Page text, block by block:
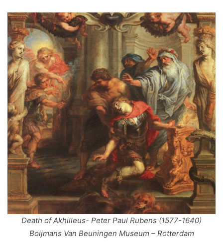
Death of Akhilleus- Peter Paul Rubens (1577-1640)
Boijmans Van Beuningen Museum – Rotterdam